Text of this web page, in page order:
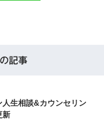
記事
人生相談&カウンセリン
新